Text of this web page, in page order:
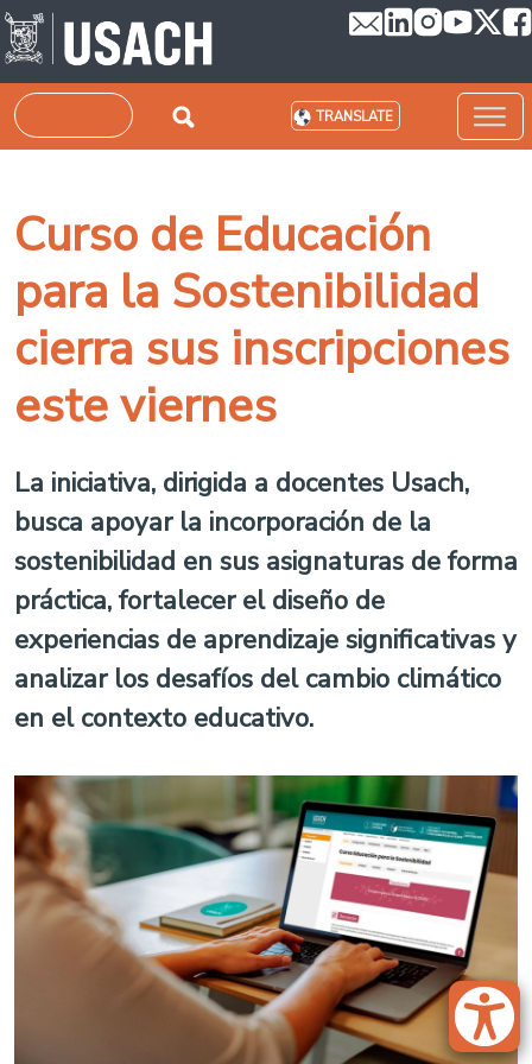
Skip to main content
Search TRANSLATE
Curso de Educación
para la Sostenibilidad
cierra sus inscripciones
este viernes
La iniciativa, dirigida a docentes Usach,
busca apoyar la incorporación de la
sostenibilidad en sus asignaturas de forma
práctica, fortalecer el diseño de
experiencias de aprendizaje significativas y
analizar los desafíos del cambio climático
en el contexto educativo.